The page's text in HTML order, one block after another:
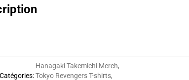
Catégories:
Hanagaki Takemichi Merch,
Tokyo Revengers T-shirts,